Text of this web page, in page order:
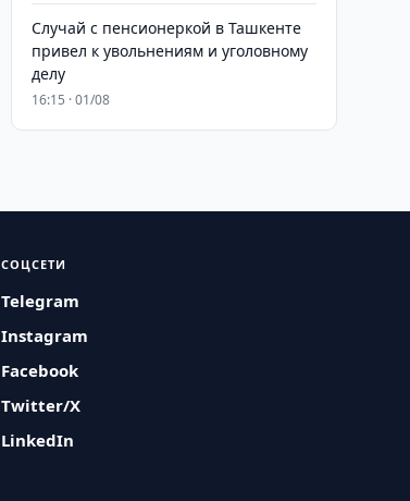
Случай с пенсионеркой в Ташкенте
привел к увольнениям и уголовному
делу
16:15 · 01/08
СОЦСЕТИ
Telegram
Instagram
Facebook
Twitter/X
LinkedIn